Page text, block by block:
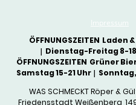
Impressum
ÖFFNUNGSZEITEN
| Dienstag-Freitag 8-
ÖFFNUNGSZEITEN Grüner
Samstag 15-21 Uhr |
WAS SCHMECKT Röper &
Friedensstadt Weißenberg,